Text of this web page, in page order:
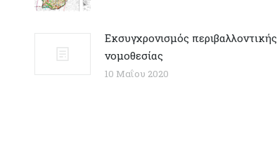
Εκσυγχρονισμός περιβαλλοντικής
νομοθεσίας
10 Μαΐου 2020